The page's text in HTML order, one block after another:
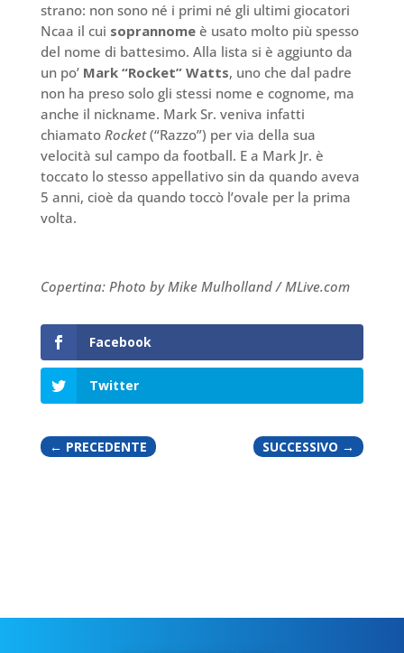
strano: non sono né i primi né gli ultimi giocatori
Ncaa il cui soprannomeè usato molto più spesso
del nome di battesimo. Alla lista si è aggiunto da
un po’ Mark “Rocket” Watts, uno che dal padre
non ha preso solo gli stessi nome e cognome, ma
anche il nickname. Mark Sr. veniva infatti
chiamato Rocket(“Razzo”) per via della sua
velocità sul campo da football. E a Mark Jr. è
toccato lo stesso appellativo sin da quando aveva
5 anni, cioè da quando toccò l’ovale per la prima
volta.
Copertina: Photo by Mike Mulholland / MLive.com
Facebook
Twitter
← PRECEDENTE SUCCESSIVO →